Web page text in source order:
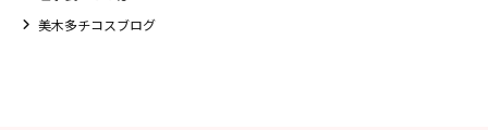
美木多チコスブログ